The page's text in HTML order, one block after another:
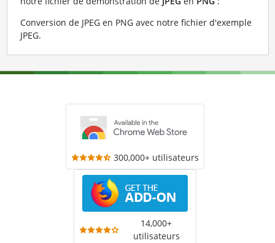
Conversion de JPEG en PNG avec notre fichier d'exemple
JPEG.
300,000+ utilisateurs
14,000+
utilisateurs